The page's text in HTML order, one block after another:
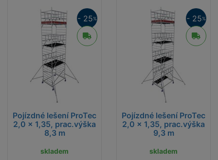
Pojízdné lešení ProTec
2,0 x 1,35, prac.výška
8,3 m
skladem
- 25%
Pojízdné lešení ProTec
2,0 x 1,35, prac.výška
9,3 m
skladem
- 25%